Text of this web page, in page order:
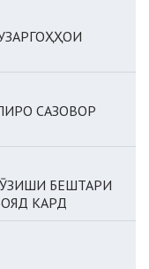
САЗОВОР
БЕШТАРИ
КАРД